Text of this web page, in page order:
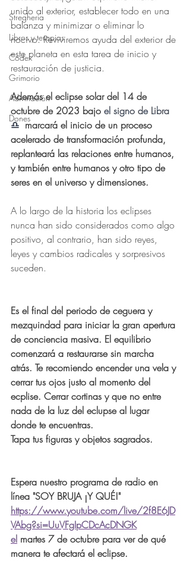
Stregheria
Libros y terapias
Códex
Grimorio
Adivinación
Dones
unido al exterior, establecer todo en una
balanza y minimizar o eliminar lo
nocivo. Reviviremos ayuda del exterior de
este planeta en esta tarea de inicio y
restauración de justicia.
Además el eclipse solar del 14 de
octubre de 2023 bajo el signo de Libra
♎️ marcará el inicio de un proceso
acelerado de transformación profunda,
replanteará las relaciones entre humanos,
y también entre humanos y otro tipo de
seres en el universo y dimensiones.
A lo largo de la historia los eclipses
nunca han sido considerados como algo
positivo, al contrario, han sido reyes,
leyes y cambios radicales y sorpresivos
suceden.
Es el final del periodo de ceguera y
mezquindad para iniciar la gran apertura
de conciencia masiva. El equilibrio
comenzará a restaurarse sin marcha
atrás. Te recomiendo encender una vela y
cerrar tus ojos justo al momento del
ecplise. Cerrar cortinas y que no entre
nada de la luz del eclupse al lugar
donde te encuentras.
Tapa tus figuras y objetos sagrados.
Espera nuestro programa de radio en
línea "SOY BRUJA ¡Y QUÉ!"
https://www.youtube.com/live/2f8E6JD
VAbg?si=UuVFgIpCDcAcDNGK
el martes 7 de octubre para ver de qué
manera te afectará el eclipse.